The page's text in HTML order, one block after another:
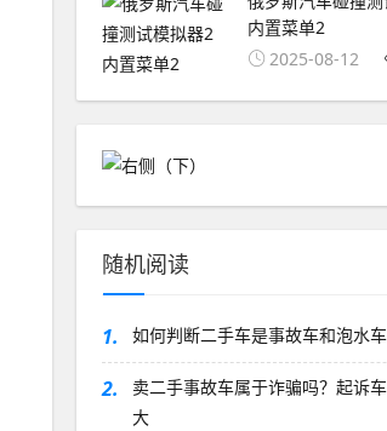
内置菜单2
2025-08-12
随机阅读
1. 如何判断二手车是事故车和泡水车
2.
卖二手事故车属于诈骗吗？起诉
大